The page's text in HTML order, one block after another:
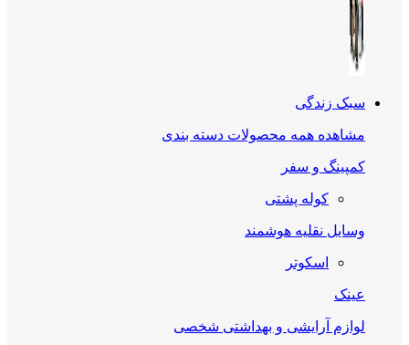
سبک زندگی
مشاهده همه محصولات دسته بندی
کمپینگ و سفر
کوله پشتی
وسایل نقلیه هوشمند
اسکوتر
عینک
لوازم آرایشی و بهداشتی شخصی